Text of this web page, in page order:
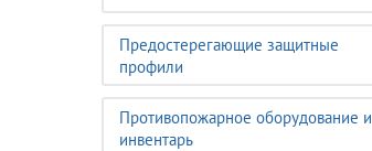
Предостерегающие защитные
профили
Противопожарное оборудование и
инвентарь